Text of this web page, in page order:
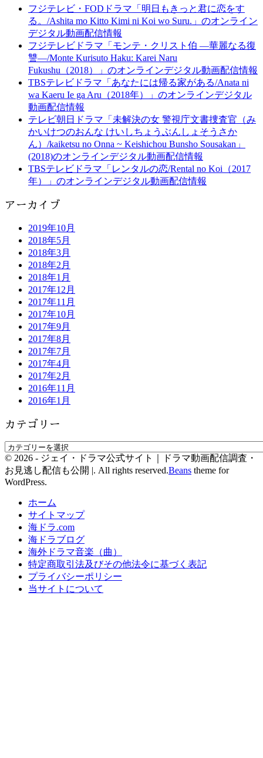
フジテレビ・FODドラマ「明日もきっと君に恋をす
る。/Ashita mo Kitto Kimi ni Koi wo Suru.」のオンライン
デジタル動画配信情報
フジテレビドラマ「モンテ・クリスト伯 ―華麗なる復
讐―/Monte Kurisuto Haku: Karei Naru
Fukushu（2018）」のオンラインデジタル動画配信情報
TBSテレビドラマ「あなたには帰る家がある/Anata ni
wa Kaeru Ie ga Aru（2018年）」のオンラインデジタル
動画配信情報
テレビ朝日ドラマ「未解決の女 警視庁文書捜査官（み
かいけつのおんな けいしちょうぶんしょそうさか
ん）/kaiketsu no Onna ~ Keishichou Bunsho Sousakan」
(2018)のオンラインデジタル動画配信情報
TBSテレビドラマ「レンタルの恋/Rental no Koi（2017
年）」のオンラインデジタル動画配信情報
アーカイブ
2019年10月
2018年5月
2018年3月
2018年2月
2018年1月
2017年12月
2017年11月
2017年10月
2017年9月
2017年8月
2017年7月
2017年4月
2017年2月
2016年11月
2016年1月
カテゴリー
© 2026 - ジェイ・ドラマ公式サイト｜ドラマ動画配信調査・
お見逃し配信も公開 |. All rights reserved.Beans theme for
WordPress.
ホーム
サイトマップ
海ドラ.com
海ドラブログ
海外ドラマ音楽（曲）
特定商取引法及びその他法令に基づく表記
プライバシーポリシー
当サイトについて